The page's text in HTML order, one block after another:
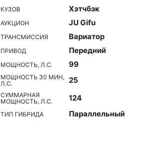
КУЗОВ Хэтчбэк
АУКЦИОН JU Gifu
ТРАНСМИССИЯ Вариатор
ПРИВОД Передний
МОЩНОСТЬ, Л.С. 99
МОЩНОСТЬ 30 МИН,
Л.С.
25
СУММАРНАЯ
МОЩНОСТЬ, Л.С.
124
ТИП ГИБРИДА Параллельный